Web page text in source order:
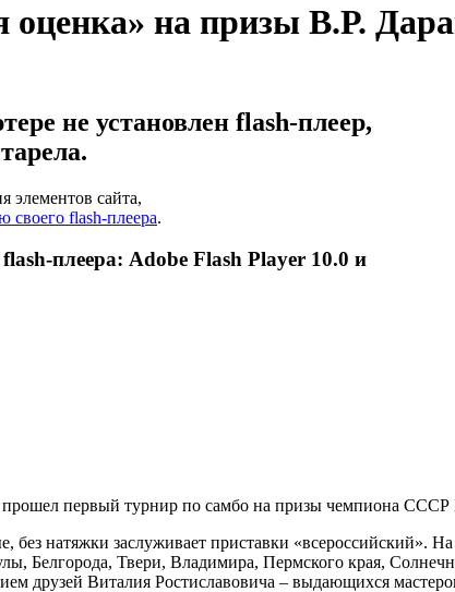
оценка» на призы В.Р.
не установлен flash-плеер,
элементов сайта,
своего flash-плеера.
плеера: Adobe Flash Player 10.0 и
прошел первый турнир по самбо на призы чемпиона СССР
без натяжки заслуживает приставки
Белгорода, Твери, Владимира, Пермского края,
друзей Виталия Ростиславовича – выдающихся